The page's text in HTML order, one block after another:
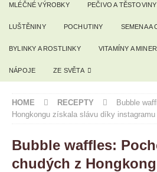
MLÉČNÉ VÝROBKY PEČIVO A TĚSTOVINY
LUŠTĚNINY POCHUTINY SEMENA A
BYLINKY A ROSTLINKY VITAMÍNY A
NÁPOJE ZE SVĚTA
HOME RECEPTY
Bubble
Hongkongu získala slávu díky instagramu
Bubble waffles:
chudých z